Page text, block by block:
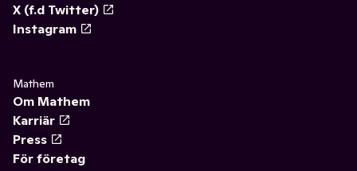
X (f.d Twitter)
Instagram
Mathem
Om Mathem
Karriär
Press
För företag